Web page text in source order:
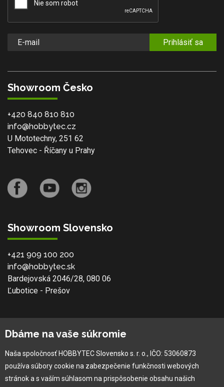
Prihlásiť sa
Showroom Česko
+420 840 810 810
info@hobbytec.cz
U Mototechny, 251 62
Tehovec - Říčany u Prahy
Showroom Slovensko
+421 909 100 200
info@hobbytec.sk
Bardejovská 2046/28, 080 06
Ľubotice - Prešov
Ochranná známka
Vlastná výroba
Náš Hobbytec tím
Dbáme na vaše súkromie
Naša spoločnosť HOBBYTEC Slovensko s. r. o., IČO: 53060873
používa súbory cookie na zabezpečenie funkčnosti webových
stránok a s vaším súhlasom na prispôsobenie obsahu našich